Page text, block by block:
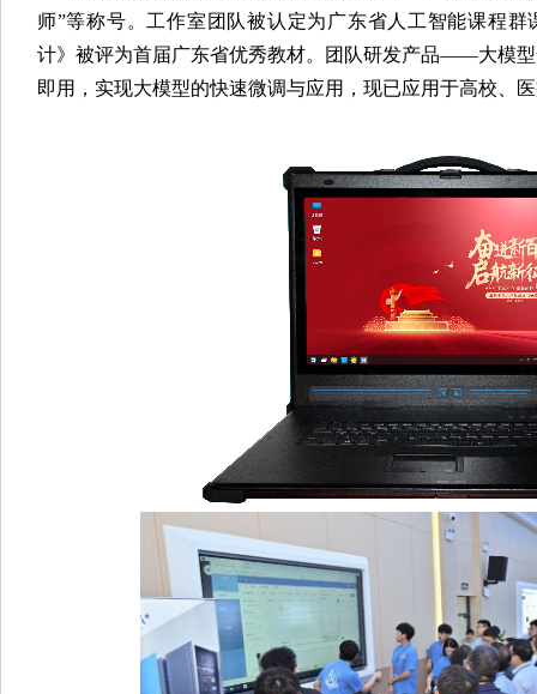
师”等称号。工作室团队被认定为广东省人工智能课程群
计》被评为首届广东省优秀教材。团队研发产品——大模
即用，实现大模型的快速微调与应用，现已应用于高校、